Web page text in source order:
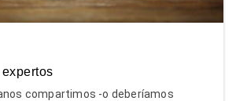
compartimos -o deberíamos